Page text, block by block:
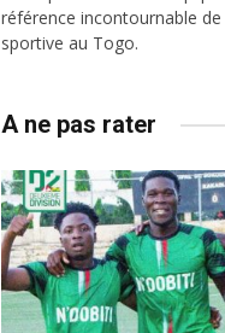
référence incontournable
sportive au Togo.
A ne pas rater